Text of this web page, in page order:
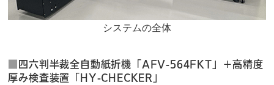
システムの全体
■四六判半裁全自動紙折機「AFV-564FKT」＋高精度
厚み検査装置「HY-CHECKER」